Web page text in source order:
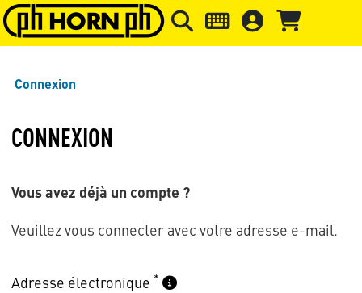
Skip to main content Passer à l'en-tête de la page
Connexion
CONNEXION
Vous avez déjà un compte ?
Veuillez vous connecter avec votre adresse e-mail.
Adresse électronique *